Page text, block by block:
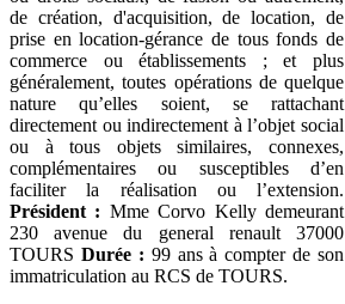
de création, d'acquisition, de location, de
prise en location-gérance de tous fonds de
commerce ou établissements ; et plus
généralement, toutes opérations de quelque
nature qu’elles soient, se rattachant
directement ou indirectement à l’objet social
ou à tous objets similaires, connexes,
complémentaires ou susceptibles d’en
faciliter la réalisation ou l’extension.
Président : Mme Corvo Kelly demeurant
230 avenue du general renault 37000
TOURS Durée : 99 ans à compter de son
immatriculation au RCS de TOURS.